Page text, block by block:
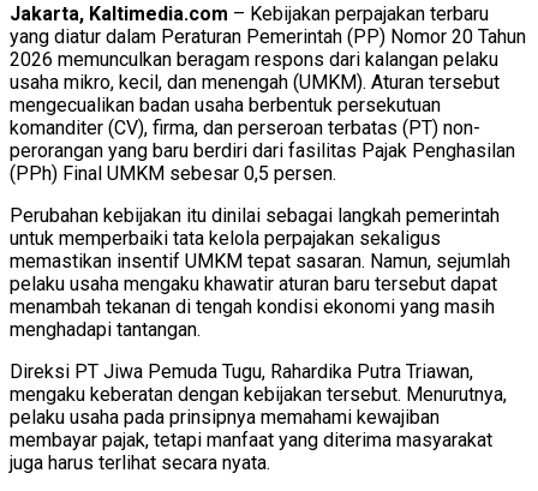
Jakarta, Kaltimedia.com – Kebijakan perpajakan terbaru
yang diatur dalam Peraturan Pemerintah (PP) Nomor 20 Tahun
2026 memunculkan beragam respons dari kalangan pelaku
usaha mikro, kecil, dan menengah (UMKM). Aturan tersebut
mengecualikan badan usaha berbentuk persekutuan
komanditer (CV), firma, dan perseroan terbatas (PT) non-
perorangan yang baru berdiri dari fasilitas Pajak Penghasilan
(PPh) Final UMKM sebesar 0,5 persen.
Perubahan kebijakan itu dinilai sebagai langkah pemerintah
untuk memperbaiki tata kelola perpajakan sekaligus
memastikan insentif UMKM tepat sasaran. Namun, sejumlah
pelaku usaha mengaku khawatir aturan baru tersebut dapat
menambah tekanan di tengah kondisi ekonomi yang masih
menghadapi tantangan.
Direksi PT Jiwa Pemuda Tugu, Rahardika Putra Triawan,
mengaku keberatan dengan kebijakan tersebut. Menurutnya,
pelaku usaha pada prinsipnya memahami kewajiban
membayar pajak, tetapi manfaat yang diterima masyarakat
juga harus terlihat secara nyata.